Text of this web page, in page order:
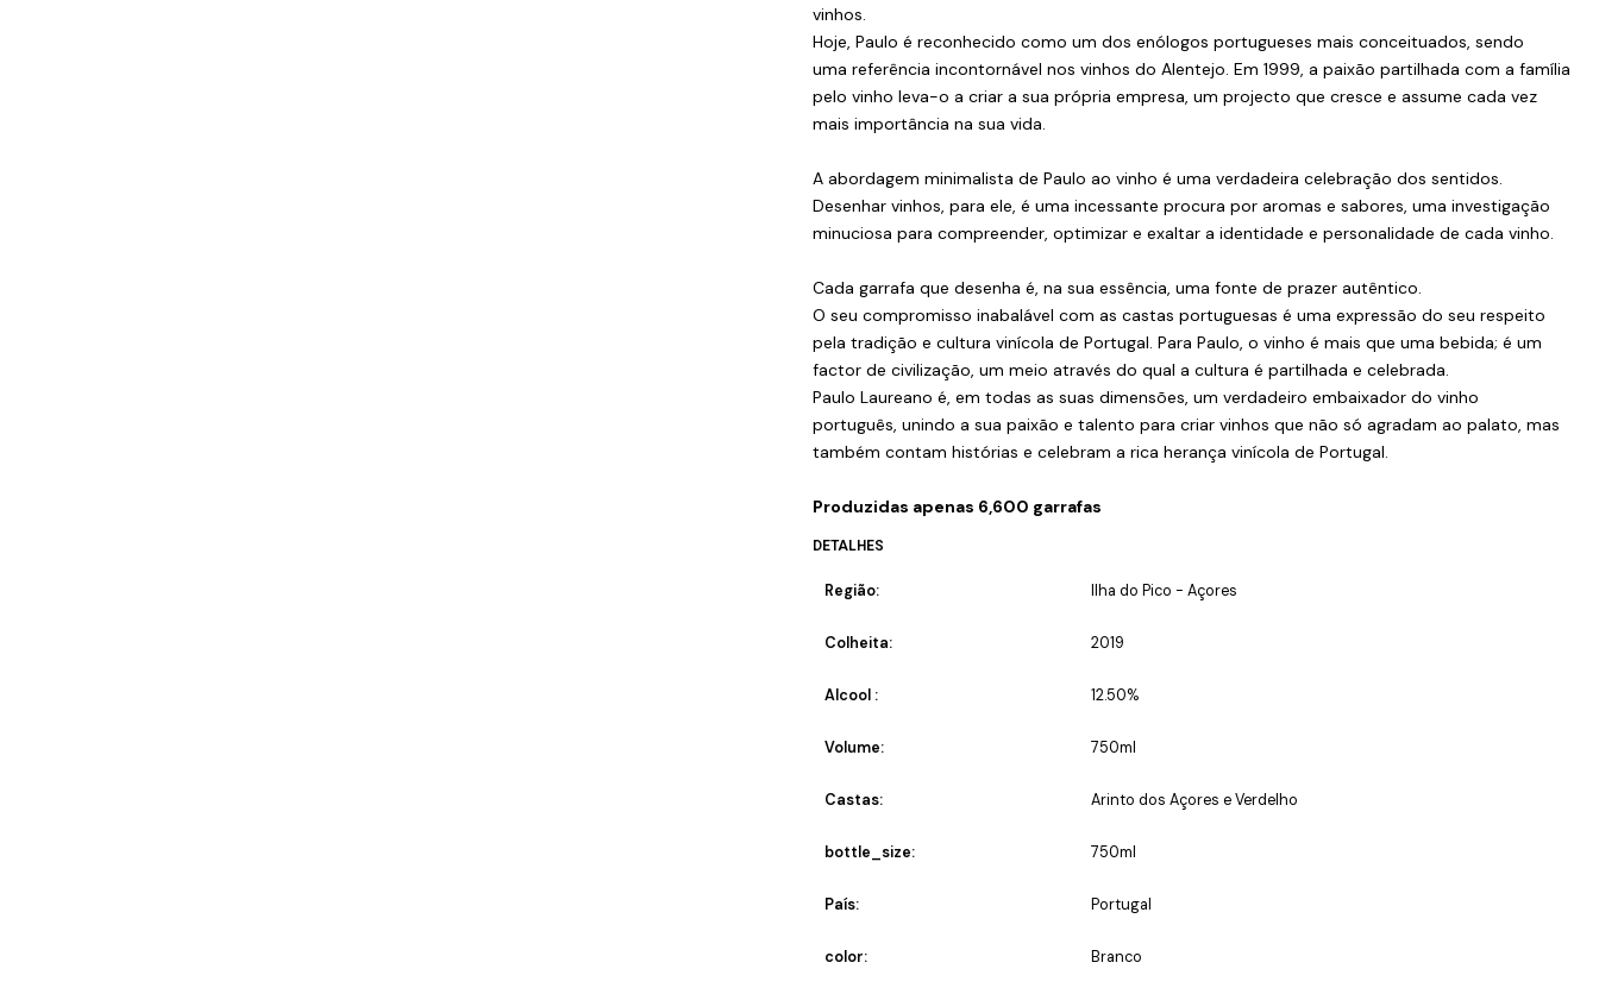
vinhos.
Hoje, Paulo é reconhecido como um dos enólogos portugueses mais conceituados, sendo
uma referência incontornável nos vinhos do Alentejo. Em 1999, a paixão partilhada com a família
pelo vinho leva-o a criar a sua própria empresa, um projecto que cresce e assume cada vez
mais importância na sua vida.
A abordagem minimalista de Paulo ao vinho é uma verdadeira celebração dos sentidos.
Desenhar vinhos, para ele, é uma incessante procura por aromas e sabores, uma investigação
minuciosa para compreender, optimizar e exaltar a identidade e personalidade de cada vinho.
Cada garrafa que desenha é, na sua essência, uma fonte de prazer autêntico.
O seu compromisso inabalável com as castas portuguesas é uma expressão do seu respeito
pela tradição e cultura vinícola de Portugal. Para Paulo, o vinho é mais que uma bebida; é um
factor de civilização, um meio através do qual a cultura é partilhada e celebrada.
Paulo Laureano é, em todas as suas dimensões, um verdadeiro embaixador do vinho
português, unindo a sua paixão e talento para criar vinhos que não só agradam ao palato, mas
também contam histórias e celebram a rica herança vinícola de Portugal.
Produzidas apenas 6,600 garrafas
DETALHES
Região: Ilha do Pico - Açores
Colheita: 2019
Alcool : 12.50%
Volume: 750ml
Castas: Arinto dos Açores e Verdelho
bottle_size: 750ml
País: Portugal
color: Branco